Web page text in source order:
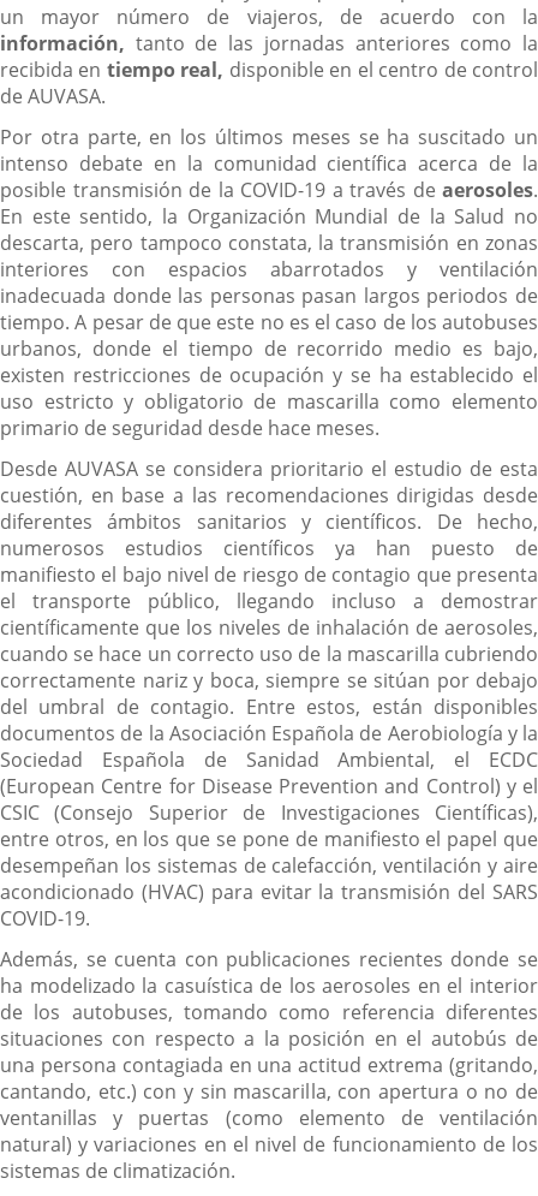
un mayor número de viajeros, de acuerdo con la
información, tanto de las jornadas anteriores como la
recibida en tiempo real, disponible en el centro de control
de AUVASA.
Por otra parte, en los últimos meses se ha suscitado un
intenso debate en la comunidad científica acerca de la
posible transmisión de la COVID-19 a través de aerosoles.
En este sentido, la Organización Mundial de la Salud no
descarta, pero tampoco constata, la transmisión en zonas
interiores con espacios abarrotados y ventilación
inadecuada donde las personas pasan largos periodos de
tiempo. A pesar de que este no es el caso de los autobuses
urbanos, donde el tiempo de recorrido medio es bajo,
existen restricciones de ocupación y se ha establecido el
uso estricto y obligatorio de mascarilla como elemento
primario de seguridad desde hace meses.
Desde AUVASA se considera prioritario el estudio de esta
cuestión, en base a las recomendaciones dirigidas desde
diferentes ámbitos sanitarios y científicos. De hecho,
numerosos estudios científicos ya han puesto de
manifiesto el bajo nivel de riesgo de contagio que presenta
el transporte público, llegando incluso a demostrar
científicamente que los niveles de inhalación de aerosoles,
cuando se hace un correcto uso de la mascarilla cubriendo
correctamente nariz y boca, siempre se sitúan por debajo
del umbral de contagio. Entre estos, están disponibles
documentos de la Asociación Española de Aerobiología y la
Sociedad Española de Sanidad Ambiental, el ECDC
(European Centre for Disease Prevention and Control) y el
CSIC (Consejo Superior de Investigaciones Científicas),
entre otros, en los que se pone de manifiesto el papel que
desempeñan los sistemas de calefacción, ventilación y aire
acondicionado (HVAC) para evitar la transmisión del SARS
COVID-19.
Además, se cuenta con publicaciones recientes donde se
ha modelizado la casuística de los aerosoles en el interior
de los autobuses, tomando como referencia diferentes
situaciones con respecto a la posición en el autobús de
una persona contagiada en una actitud extrema (gritando,
cantando, etc.) con y sin mascarilla, con apertura o no de
ventanillas y puertas (como elemento de ventilación
natural) y variaciones en el nivel de funcionamiento de los
sistemas de climatización.